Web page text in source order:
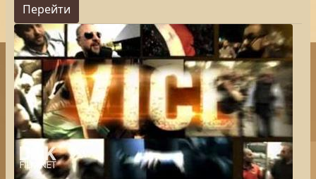
Перейти